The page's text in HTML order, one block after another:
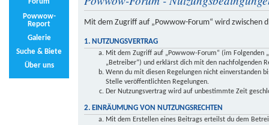
Powwow-
Report
Galerie
Suche & Biete
Über uns
Mit dem Zugriff auf „Powwow-Forum“ wird zwischen
1. NUTZUNGSVERTRAG
Mit dem Zugriff auf „Powwow-Forum“ (im Folgenden
„Betreiber“) und erklärst dich mit den nachfolgenden
Wenn du mit diesen Regelungen nicht einverstanden
Stelle veröffentlichten Regelungen.
Der Nutzungsvertrag wird auf unbestimmte Zeit
2. EINRÄUMUNG VON NUTZUNGSRECHTEN
Mit dem Erstellen eines Beitrags erteilst du dem